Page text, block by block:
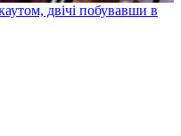
двічі побувавши в